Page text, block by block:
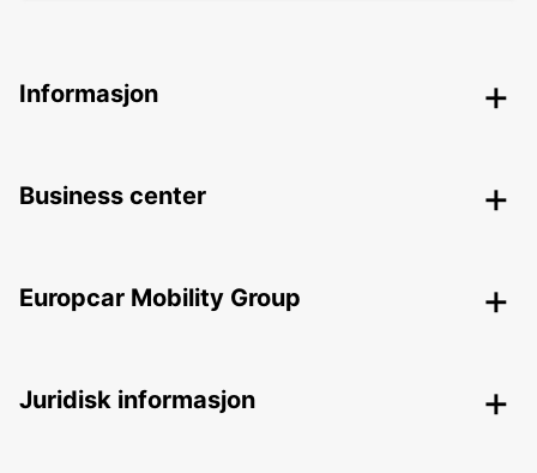
Informasjon
Business center
Europcar Mobility Group
Juridisk informasjon